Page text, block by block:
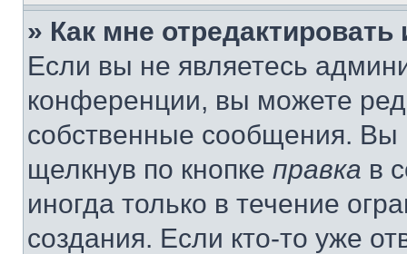
» Как мне
Если вы не являетесь
конференции, вы можете
собственные сообщения. Вы
щелкнув по кнопке правка в
иногда только в течение
создания. Если кто-то уже